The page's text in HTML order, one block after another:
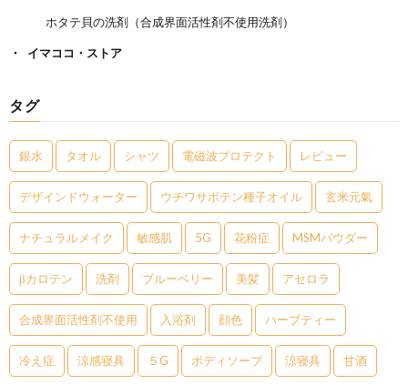
ホタテ貝の洗剤（合成界面活性剤不使用洗剤）
イマココ・ストア
タグ
銀水 タオル シャツ 電磁波プロテクト レビュー
デザインドウォーター ウチワサボテン種子オイル 玄米元氣
ナチュラルメイク 敏感肌 5G 花粉症 MSMパウダー
βカロテン 洗剤 ブルーベリー 美髪 アセロラ
合成界面活性剤不使用 入浴剤 顔色 ハーブティー
冷え症 涼感寝具 ５G ボディソープ 涼寝具 甘酒